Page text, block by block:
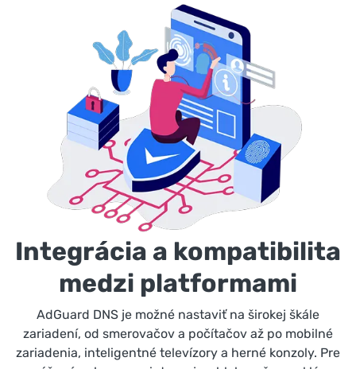
Integrácia a kompatibilita
medzi platformami
AdGuard DNS je možné nastaviť na širokej škále
zariadení, od smerovačov a počítačov až po mobilné
zariadenia, inteligentné televízory a herné konzoly. Pre